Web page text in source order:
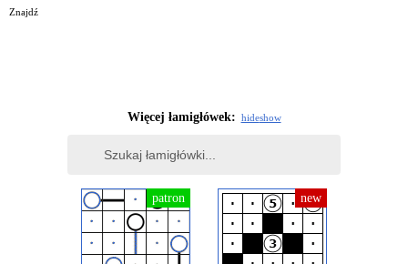
Znajdź
Więcej łamigłówek: hideshow